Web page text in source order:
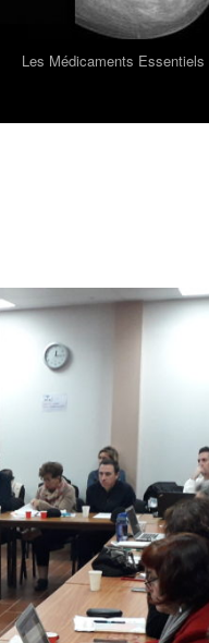
Les Médicaments Essentiels